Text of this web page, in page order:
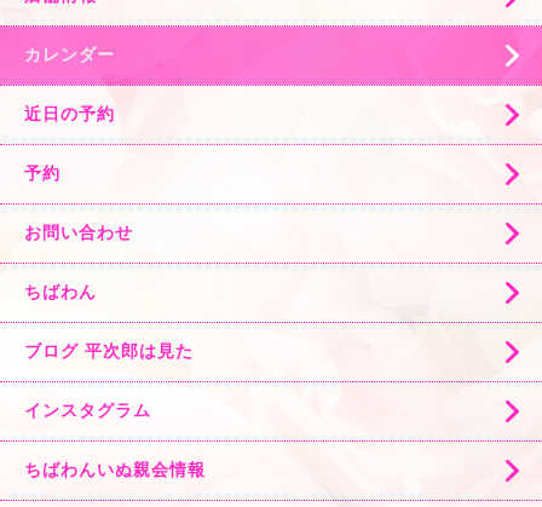
カレンダー
近日の予約
予約
お問い合わせ
ちばわん
ブログ 平次郎は見た
インスタグラム
ちばわんいぬ親会情報